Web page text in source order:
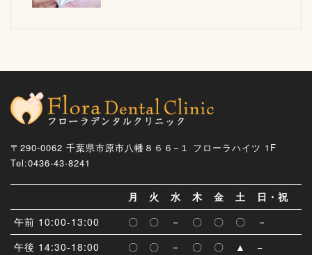
〒290-0062 千葉県市原市八幡８６６−１ フローラハイツ 1F
Tel:0436-43-8241
月 火 水 木 金 土
日・祝
午前 10:00-13:00
〇 〇 － 〇 〇 〇
－
午後 14:30-18:00
〇 〇 － 〇 〇 ▲ −